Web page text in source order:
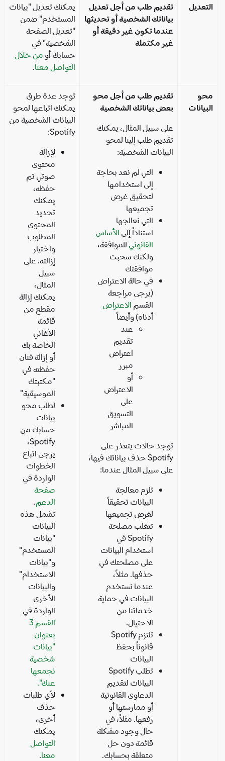
تقديم طلب من أجل تعديل
بياناتك الشخصية أو تحديثها
عندما تكون غير دقيقة أو
غير مكتملة
يمكنك تعديل "بيانات
المستخدم" ضمن
"تعديل الصفحة
الشخصية" في
حسابك أومن خلال
التواصل معنا.
تقديم طلب من أجل محو
بعض بياناتك الشخصية
على سبيل المثال، يمكنك
تقديم طلب إلينا لمحو
البيانات الشخصية:
التي لم نعد بحاجة
إلى استخدامها
لتحقيق غرض
تجميعها
التي نعالجها
استناداً إلىالأساس
القانونيللموافقة،
ولكنك سحبت
موافقتك
في حالة الاعتراض
(يرجى مراجعة
القسمالاعتراض
أدناه) وأيضاً
عند
تقديم
اعتراض
الاعتراض
التسويق
المباشر
توجد حالات يتعذر على
Spotify حذف بياناتك فيها،
على سبيل المثال عندما:
تلزم معالجة
البيانات تحقيقاً
لغرض تجميعها
تتغلب مصلحة
Spotify في
استخدام البيانات
على مصلحتك في
حذفها. مثلاً،
عندما نستخدم
البيانات في حماية
خدماتنا من
الاحتيال.
تلتزم Spotify
قانوناً بحفظ
البيانات
تطلب Spotify
البيانات لتقديم
الدعاوى القانونية
أو ممارستها أو
رفعها. مثلاً، في
حال وجود مشكلة
قائمة دون حل
متعلقة بحسابك.
توجد عدة طرق
يمكنك اتباعها لمحو
البيانات الشخصية من
Spotify:
لإزالة
محتوى
صوتي تم
حفظه،
يمكنك
تحديد
المحتوى
المطلوب
واختيار
إزالته. على
المثال،
يمكنك إزالة
مقطع من
قائمة
الأغاني
الخاصة بك
أو إزالة فنان
حفظته في
"مكتبتك
الموسيقية"
لطلب محو
بيانات
حسابك من
Spotify،
يرجى اتباع
الخطوات
الواردة في
صفحة
الدعم.
تشمل هذه
البيانات
"بيانات
المستخدم"
و"بيانات
الاستخدام"
والبيانات
الأخرى
الواردة في
القسم 3
بعنوان
"بيانات
شخصية
نجمعها
عنك".
لأي طلبات
حذف
أخرى،
يمكنك
التواصل